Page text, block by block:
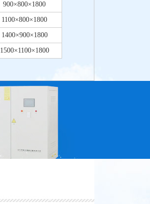
900×800×1800
1100×800×1800
1400×900×1800
1500×1100×1800